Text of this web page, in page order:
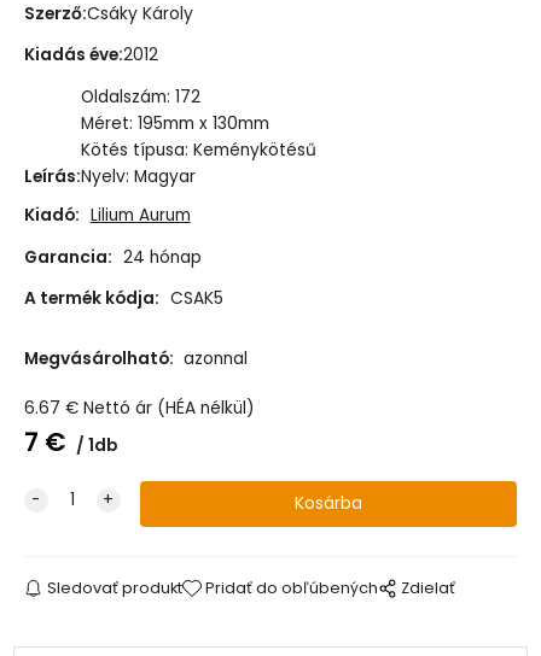
Szerző:Csáky Károly
Kiadás éve:2012
Leírás:
Oldalszám: 172
Méret: 195mm x 130mm
Kötés típusa: Keménykötésű
Nyelv: Magyar
Kiadó: Lilium Aurum
Garancia: 24 hónap
A termék kódja: CSAK5
Megvásárolható: azonnal
6.67 € Nettó ár (HÉA nélkül)
7 € 1db
Sledovať produkt Pridať do obľúbených Zdielať